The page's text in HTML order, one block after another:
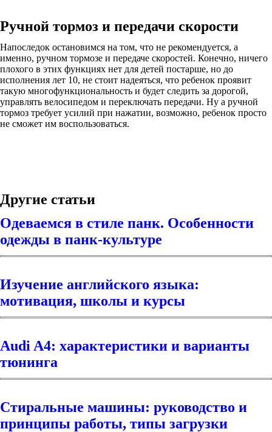
Ручной тормоз и передачи скорости
Напоследок остановимся на том, что не рекомендуется, а
именно, ручном тормозе и передаче скоростей. Конечно, ничего
плохого в этих функциях нет для детей постарше, но до
исполнения лет 10, не стоит надеяться, что ребенок проявит
такую многофункциональность и будет следить за дорогой,
управлять велосипедом и переключать передачи. Ну а ручной
тормоз требует усилий при нажатии, возможно, ребенок просто
не сможет им воспользоваться.
Другие статьи
Одеваемся в стиле панк. Особенности
одежды в панк-культуре
Изучение английского языка:
мотивация, школы и курсы
Audi A4: характеристики и варианты
тюнинга
Стиральные машины: руководство и
принципы работы, типы загрузки